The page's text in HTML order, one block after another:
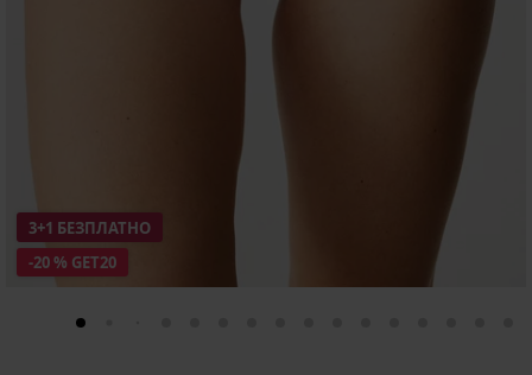
-20 % GET20
3+1 БЕЗПЛАТНО